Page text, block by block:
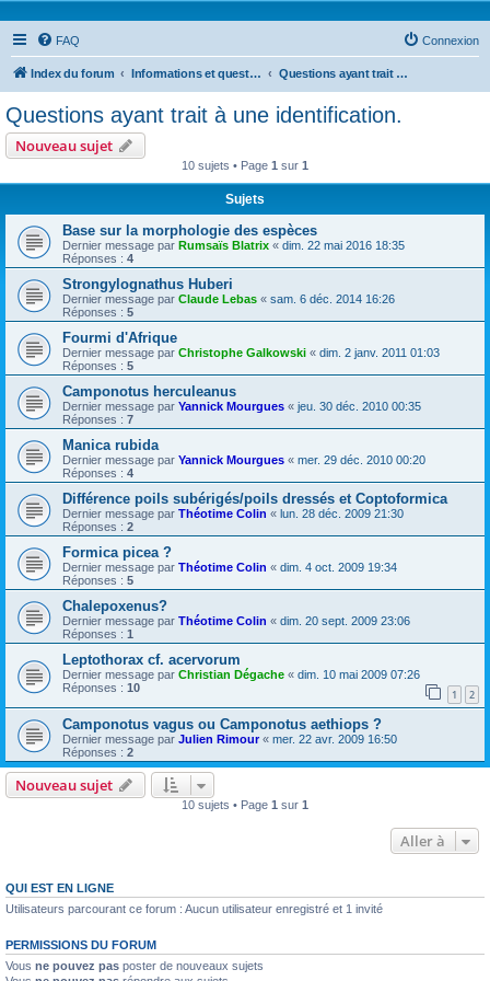
FAQ Connexion
Index du forum Informations et questions taxonomiques Questions ayant trait à une identification.
Questions ayant trait à une identification.
Nouveau sujet
10 sujets • Page 1 sur 1
Sujets
Base sur la morphologie des espèces
Dernier message par Rumsaïs Blatrix « dim. 22 mai 2016 18:35
Réponses : 4
Strongylognathus Huberi
Dernier message par Claude Lebas « sam. 6 déc. 2014 16:26
Réponses : 5
Fourmi d'Afrique
Dernier message par Christophe Galkowski « dim. 2 janv. 2011 01:03
Réponses : 5
Camponotus herculeanus
Dernier message par Yannick Mourgues « jeu. 30 déc. 2010 00:35
Réponses : 7
Manica rubida
Dernier message par Yannick Mourgues « mer. 29 déc. 2010 00:20
Réponses : 4
Différence poils subérigés/poils dressés et Coptoformica
Dernier message par Théotime Colin « lun. 28 déc. 2009 21:30
Réponses : 2
Formica picea ?
Dernier message par Théotime Colin « dim. 4 oct. 2009 19:34
Réponses : 5
Chalepoxenus?
Dernier message par Théotime Colin « dim. 20 sept. 2009 23:06
Réponses : 1
Leptothorax cf. acervorum
Dernier message par Christian Dégache « dim. 10 mai 2009 07:26
Réponses : 10 1 2
Camponotus vagus ou Camponotus aethiops ?
Dernier message par Julien Rimour« mer. 22 avr. 2009 16:50
Réponses : 2
Nouveau sujet
10 sujets • Page 1 sur 1
Aller à
QUI EST EN LIGNE
Utilisateurs parcourant ce forum : Aucun utilisateur enregistré et 1 invité
PERMISSIONS DU FORUM
Vous ne pouvez pas poster de nouveaux sujets